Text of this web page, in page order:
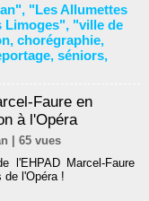
, "Les Allumettes
Limoges", "ville de
, chorégraphie,
, séniors,
Faure en
à l'Opéra
| 65 vues
l'EHPAD Marcel-Faure
de l'Opéra !